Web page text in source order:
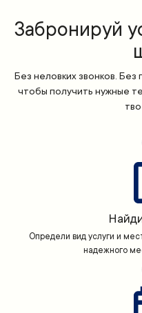
Забронируй
Без неловких звонков. Без
чтобы получить нужные
Определи вид услуги и
надежного